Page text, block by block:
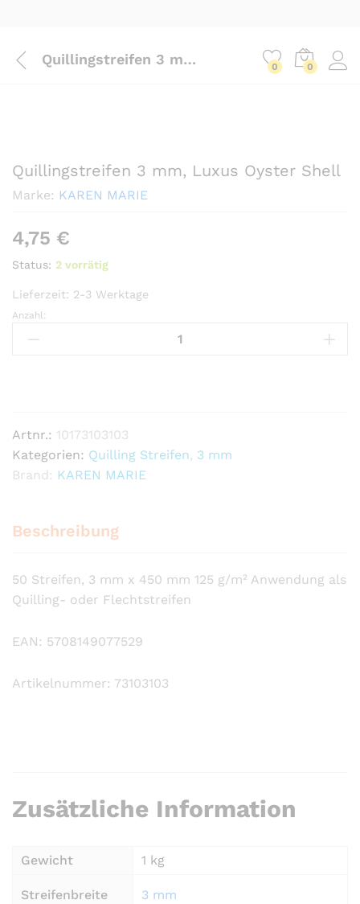
Quillingstreifen 3 mm, Luxus Oyster Shell 0 0
Quillingstreifen 3 mm, Luxus Oyster Shell
Marke: KAREN MARIE
4,75 €
Status: 2 vorrätig
Lieferzeit: 2-3 Werktage
Quillingstreifen
Anzahl
Anzahl:
Artnr.: 10173103103
Kategorien: Quilling Streifen, 3 mm
Brand: KAREN MARIE
Beschreibung
50 Streifen, 3 mm x 450 mm 125 g/m² Anwendung als
Quilling- oder Flechtstreifen
EAN: 5708149077529
Artikelnummer: 73103103
Zusätzliche Information
Gewicht 1 kg
Streifenbreite 3 mm